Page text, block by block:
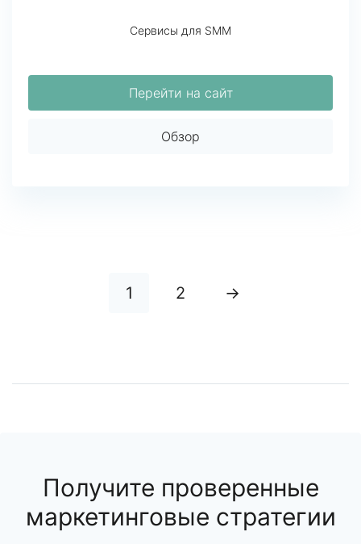
Сервисы для SMM
Перейти на сайт
Обзор
1 2 →
Получите проверенные
маркетинговые стратегии